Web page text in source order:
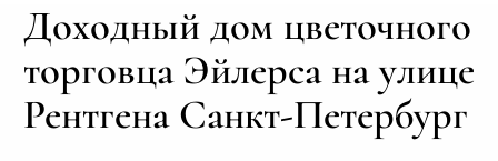
Доходный дом цветочного
торговца Эйлерса на улице
Рентгена Санкт-Петербург